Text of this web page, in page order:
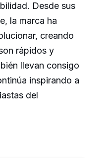
Desde sus
la marca ha
creando
rápidos y
llevan consigo
inspirando a
del